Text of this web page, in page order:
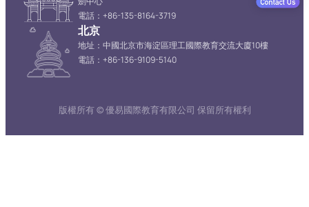
電話：+86-135-8164-3719
北京
地址：中國北京市海淀區理工國際教育交流大廈10樓
電話：+86-136-9109-5140
版權所有 © 優易國際教育有限公司 保留所有權利